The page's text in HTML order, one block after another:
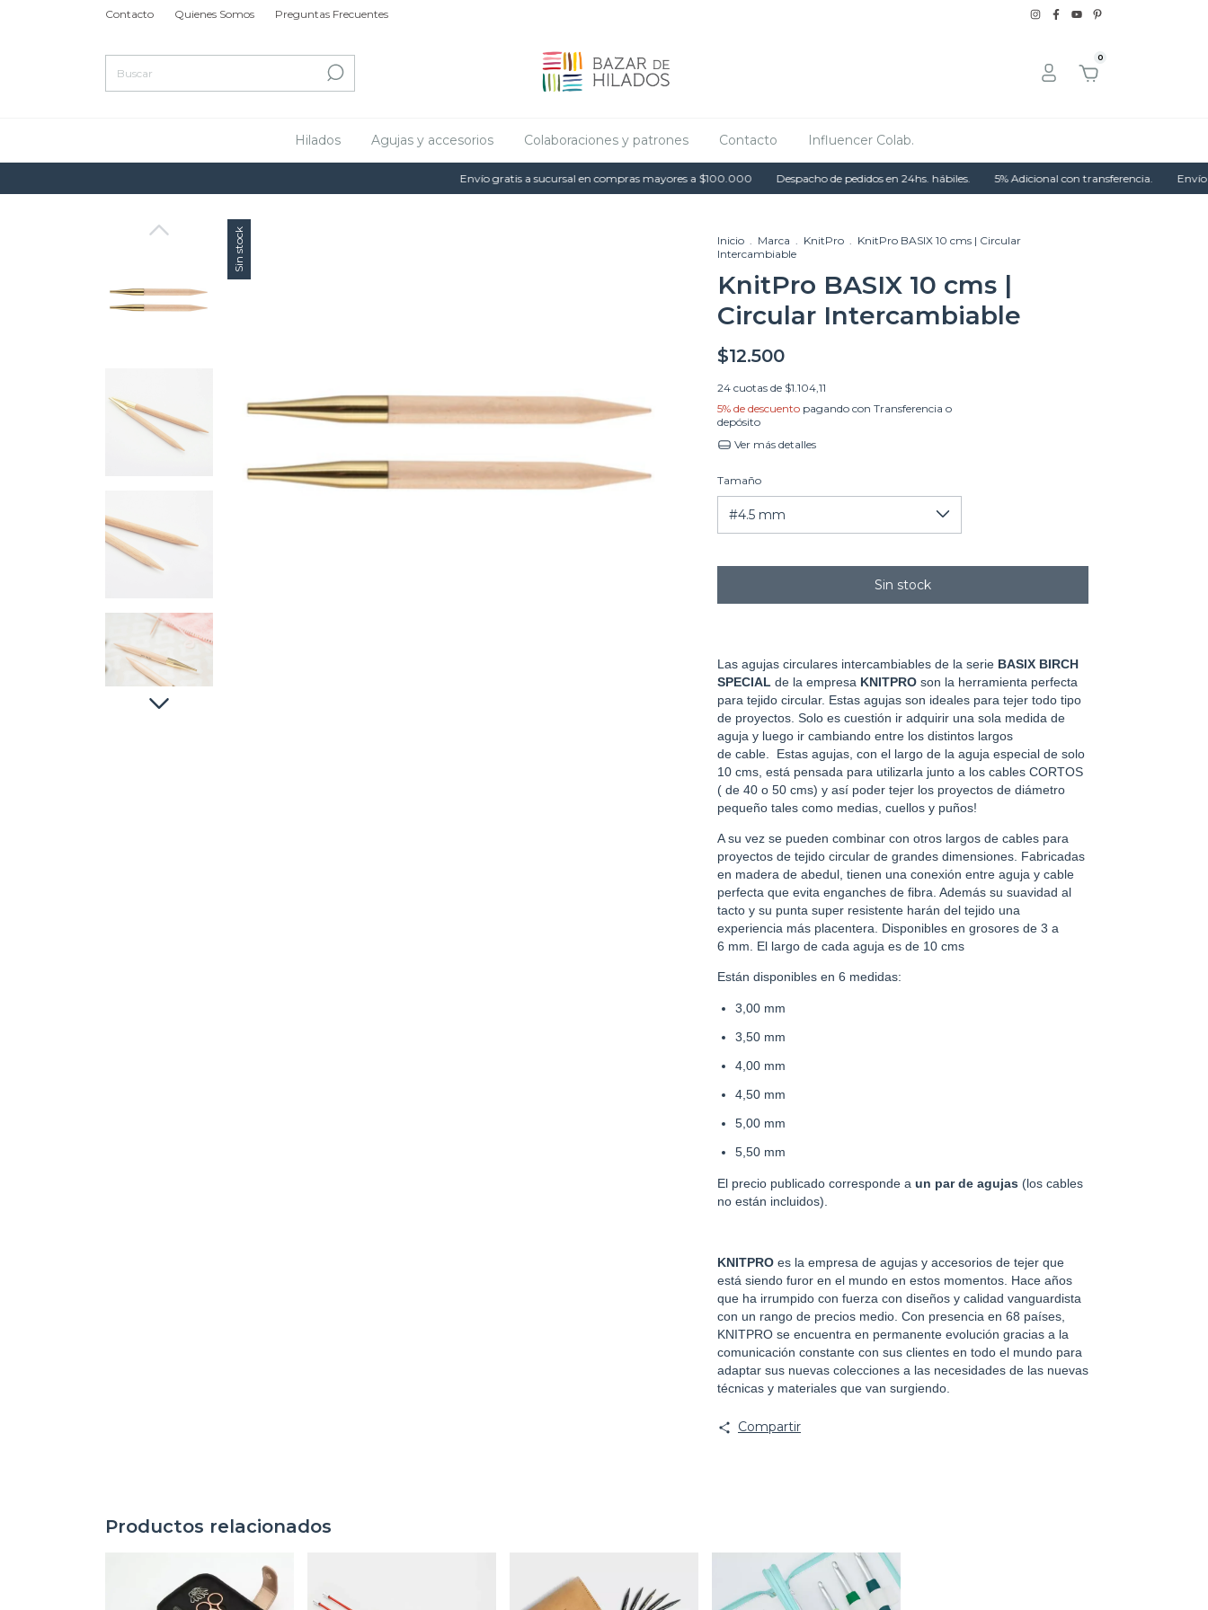
Contacto Quienes Somos Preguntas Frecuentes
0
Hilados Agujas y accesorios Colaboraciones y patrones Contacto Influencer Colab.
Envío gratis a sucursal en compras mayores a $100.000 Despacho de pedidos en 24hs. hábiles. 5% Adicional con transferencia. Envío
Sin stock Inicio . Marca . KnitPro . KnitPro BASIX 10 cms | Circular
Intercambiable
KnitPro BASIX 10 cms |
Circular Intercambiable
$12.500
24 cuotas de $1.104,11
5% de descuento pagando con Transferencia o
depósito
Ver más detalles
Tamaño
Las agujas circulares intercambiables de la serie BASIX BIRCH
SPECIAL de la empresa KNITPRO son la herramienta perfecta
para tejido circular. Estas agujas son ideales para tejer todo tipo
de proyectos. Solo es cuestión ir adquirir una sola medida de
aguja y luego ir cambiando entre los distintos largos
de cable. Estas agujas, con el largo de la aguja especial de solo
10 cms, está pensada para utilizarla junto a los cables CORTOS
( de 40 o 50 cms) y así poder tejer los proyectos de diámetro
pequeño tales como medias, cuellos y puños!
A su vez se pueden combinar con otros largos de cables para
proyectos de tejido circular de grandes dimensiones. Fabricadas
en madera de abedul, tienen una conexión entre aguja y cable
perfecta que evita enganches de fibra. Además su suavidad al
tacto y su punta super resistente harán del tejido una
experiencia más placentera. Disponibles en grosores de 3 a
6 mm. El largo de cada aguja es de 10 cms
Están disponibles en 6 medidas:
3,00 mm
3,50 mm
4,00 mm
4,50 mm
5,00 mm
5,50 mm
El precio publicado corresponde a un par de agujas (los cables
no están incluidos).
KNITPRO es la empresa de agujas y accesorios de tejer que
está siendo furor en el mundo en estos momentos. Hace años
que ha irrumpido con fuerza con diseños y calidad vanguardista
con un rango de precios medio. Con presencia en 68 países,
KNITPRO se encuentra en permanente evolución gracias a la
comunicación constante con sus clientes en todo el mundo para
adaptar sus nuevas colecciones a las necesidades de las nuevas
técnicas y materiales que van surgiendo.
Compartir
Productos relacionados